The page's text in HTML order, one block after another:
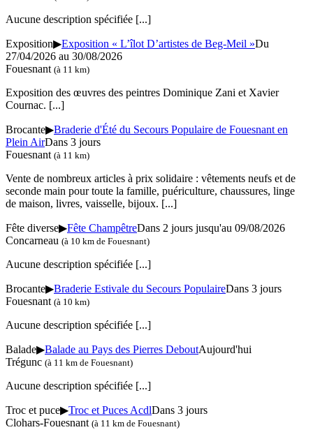
Aucune description spécifiée [...]
Exposition▶Exposition « L’îlot D’artistes de Beg-Meil »Du
27/04/2026 au 30/08/2026
Fouesnant (à 11 km)
Exposition des œuvres des peintres Dominique Zani et Xavier
Cournac. [...]
Brocante▶Braderie d'Été du Secours Populaire de Fouesnant en
Plein AirDans 3 jours
Fouesnant (à 11 km)
Vente de nombreux articles à prix solidaire : vêtements neufs et de
seconde main pour toute la famille, puériculture, chaussures, linge
de maison, livres, vaisselle, bijoux. [...]
Fête diverse▶Fête ChampêtreDans 2 jours jusqu'au 09/08/2026
Concarneau (à 10 km de Fouesnant)
Aucune description spécifiée [...]
Brocante▶Braderie Estivale du Secours PopulaireDans 3 jours
Fouesnant (à 10 km)
Aucune description spécifiée [...]
Balade▶Balade au Pays des Pierres DeboutAujourd'hui
Trégunc (à 11 km de Fouesnant)
Aucune description spécifiée [...]
Troc et puce▶Troc et Puces AcdlDans 3 jours
Clohars-Fouesnant (à 11 km de Fouesnant)